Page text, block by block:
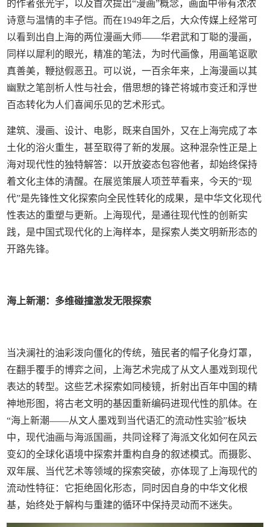
的作者张光宇，以及首次提出“漫画”概念，画面中带有浓浓
诗意与温情的丰子恺。而在1949年之后，大众传媒上经常可
以看到出自上海的两位漫画大师——华君武和丁聪的漫画，
同样以犀利的眼光，精准的笔法，为时代画像，用画笔讴歌
真善美，鞭挞假恶丑。可以说，一百余年来，上海漫画以其
幽默之笔剖析人性与社会，借思想的锋芒将城市变迁和浮世
百态转化为人们喜闻乐见的艺术形式。
建筑、漫画、设计、电影，既来自国外，又在上海完成了本
土化的浴火重生，甚至取得了新的发展。这种混杂性正是上
海对现代性的独特解答：以开放姿态包容他者，却始终保持
着文化主体的清醒。在展览策展人项苙苹看来，今天的“现
代”是先锋性文化探索向全民性转化的成果，是中华文化现代
性表达的重塑与更新。上海现代，是通往现代性的创新实
践，是中国式现代化的上海样本，是探索人类文明新形态的
开路先锋。
海上新潮：多维碰撞激发无限探索
当决澜社的油彩泼向僵化的传统，殖民者的帽子化身灯罩，
在翻手覆手的博弈之间，上海艺术完成了从文人墨戏到现代
表达的转型。这些艺术探索如同棱镜，折射出百年中国的精
神地形图，将古老文明的基因重新编码进现代性的肌体。在
“海上新潮——从文人墨戏到当代语汇的流动性实验”板块
中，现代油画与海派国画，共同诠释了海派文化如何在风云
变幻的全球化语境中探索并重构自身的叙述模式。而摄影、
双年展、当代艺术等领域的探索突破，亦体现了上海现代的
流动性特征：它拒绝固化形态，同时因自身的中华文化根
基，始终处于解构与重建的循环中保持灵动而不迷失。